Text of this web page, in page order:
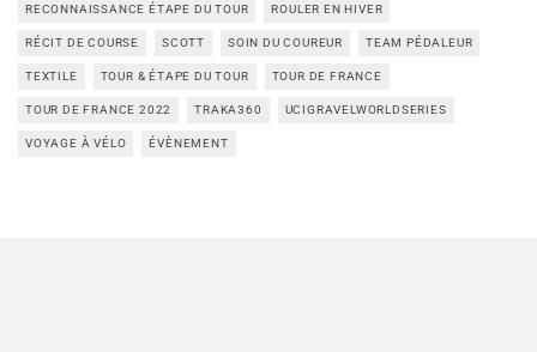
RECONNAISSANCE ÉTAPE DU TOUR ROULER EN HIVER
RÉCIT DE COURSE SCOTT SOIN DU COUREUR TEAM PÉDALEUR
TEXTILE TOUR & ÉTAPE DU TOUR TOUR DE FRANCE
TOUR DE FRANCE 2022 TRAKA360 UCIGRAVELWORLDSERIES
VOYAGE À VÉLO ÉVÈNEMENT